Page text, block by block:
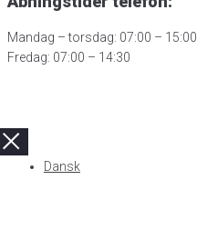
Mandag – torsdag: 07:00 – 15:00
Fredag: 07:00 – 14:30
Dansk